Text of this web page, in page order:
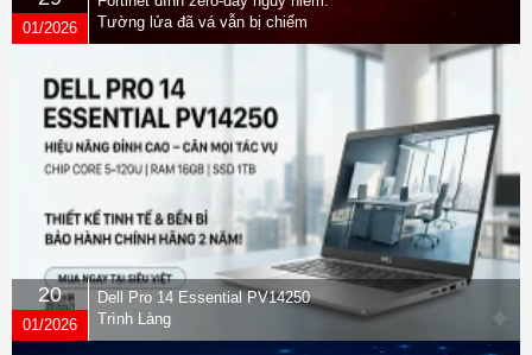
01/2026
Tường lửa đã vá vẫn bị chiếm
quyền
20
01/2026
Dell Pro 14 Essential PV14250
Trình Làng